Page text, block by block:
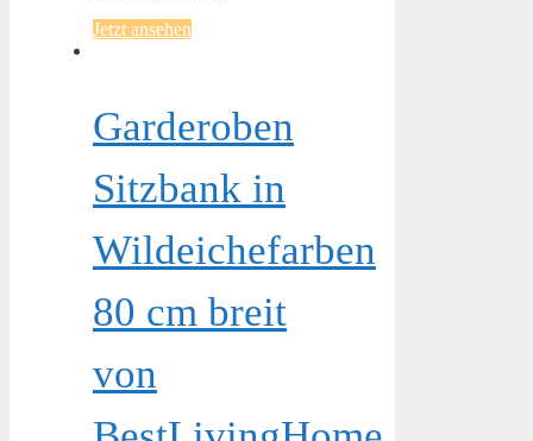
Jetzt ansehen
Garderoben
Sitzbank in
Wildeichefarben
80 cm breit
von